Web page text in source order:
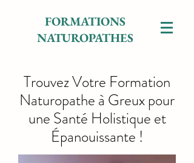
FORMATIONS
NATUROPATHES
Trouvez Votre Formation
Naturopathe à Greux pour
une Santé Holistique et
Épanouissante !